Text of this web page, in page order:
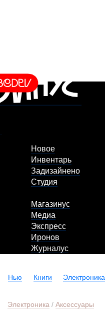
Новое
Инвентарь
Задизайнено
Студия
Магазинус
Медиа
Экспресс
Иронов
Журналус
Нью Книги Электроника
Электроника / Аксессуары